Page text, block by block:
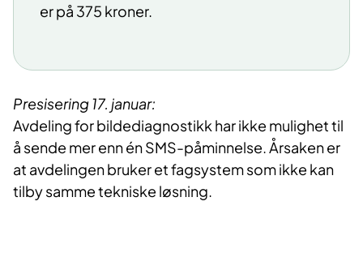
er på 375 kroner.
Presisering 17. januar:
Avdeling for bildediagnostikk har ikke mulighet til
å sende mer enn én SMS-påminnelse. Årsaken er
at avdelingen bruker et fagsystem som ikke kan
tilby samme tekniske løsning.